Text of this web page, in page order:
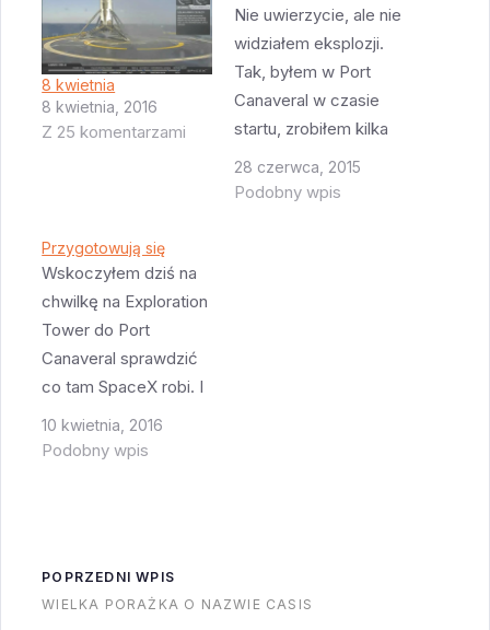
8 kwietnia
8 kwietnia, 2016
Z 25 komentarzami
Nie uwierzycie, ale nie
widziałem eksplozji.
Tak, byłem w Port
Canaveral w czasie
startu, zrobiłem kilka
zdjęć wznoszącej się
rakiety, ale jak już była
28 czerwca, 2015
Podobny wpis
Przygotowują się
Wskoczyłem dziś na
chwilkę na Exploration
Tower do Port
Canaveral sprawdzić
co tam SpaceX robi. I
widać że się
przygotowują do
hydraulicznych
podnośników. Jaki jest
10 kwietnia, 2016
Podobny wpis
POPRZEDNI WPIS
WIELKA PORAŻKA O NAZWIE CASIS